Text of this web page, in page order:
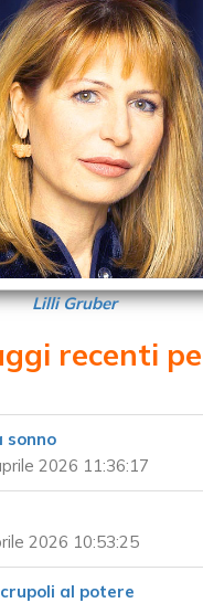
Lilli Gruber
recenti
sonno
2026 11:36:17
2026 10:53:25
al potere